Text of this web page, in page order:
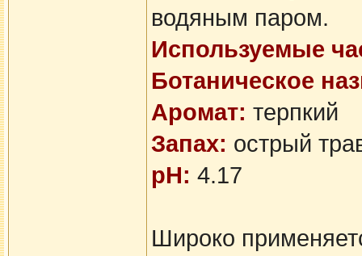
водяным паром.
Используемые
Ботаническое
Аромат: терпкий
Запах: острый
pH: 4.17
Широко